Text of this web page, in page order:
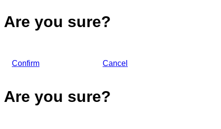
Are you sure?
Confirm Cancel
Are you sure?